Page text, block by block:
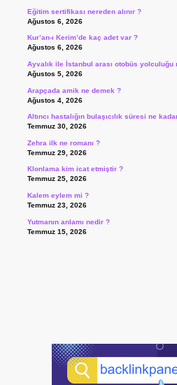
Eğitim sertifikası nereden alınır ?
Ağustos 6, 2026
Kur’an-ı Kerim’de kaç adet var ?
Ağustos 6, 2026
Ayvalık ile İstanbul arası otobüs yolculuğu
Ağustos 5, 2026
Arapçada amik ne demek ?
Ağustos 4, 2026
Altıncı hastalığın bulaşıcılık süresi ne
Temmuz 30, 2026
Zehra ilk ne romanı ?
Temmuz 29, 2026
Klonlama kim icat etmiştir ?
Temmuz 25, 2026
Kalem eylem mi ?
Temmuz 23, 2026
Yutmanın anlamı nedir ?
Temmuz 15, 2026